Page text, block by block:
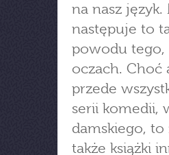
na nasz
następuje to
powodu tego,
oczach. Choć
przede
serii komedii,
damskiego, to
także książki